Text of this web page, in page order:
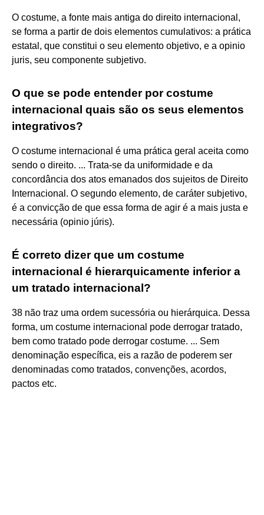
O costume, a fonte mais antiga do direito internacional,
se forma a partir de dois elementos cumulativos: a prática
estatal, que constitui o seu elemento objetivo, e a opinio
juris, seu componente subjetivo.
O que se pode entender por costume
internacional quais são os seus elementos
integrativos?
O costume internacional é uma prática geral aceita como
sendo o direito. ... Trata-se da uniformidade e da
concordância dos atos emanados dos sujeitos de Direito
Internacional. O segundo elemento, de caráter subjetivo,
é a convicção de que essa forma de agir é a mais justa e
necessária (opinio júris).
É correto dizer que um costume
internacional é hierarquicamente inferior a
um tratado internacional?
38 não traz uma ordem sucessória ou hierárquica. Dessa
forma, um costume internacional pode derrogar tratado,
bem como tratado pode derrogar costume. ... Sem
denominação específica, eis a razão de poderem ser
denominadas como tratados, convenções, acordos,
pactos etc.